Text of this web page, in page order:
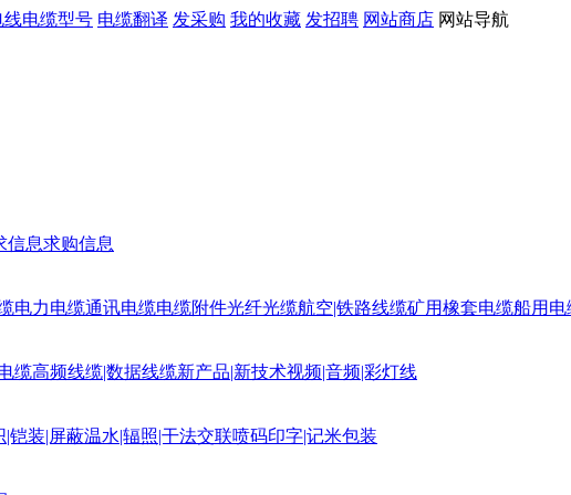
线电缆型号 电缆翻译 发采购 我的收藏 发招聘 网站商店 网站导航
信息求购信息
电力电缆通讯电缆电缆附件光纤光缆航空|铁路线缆矿用橡套电缆船用电
缆高频线缆|数据线缆新产品|新技术视频|音频|彩灯线
|铠装|屏蔽温水|辐照|干法交联喷码印字|记米包装